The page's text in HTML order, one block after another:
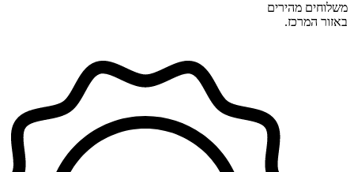
משלוחים מהירים
באזור המרכז.